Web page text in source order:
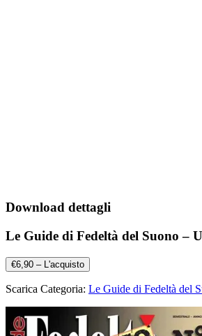
Download dettagli
Le Guide di Fedeltà del Suono –
€6,90 – L'acquisto
Scarica Categoria: Le Guide di Fedeltà del